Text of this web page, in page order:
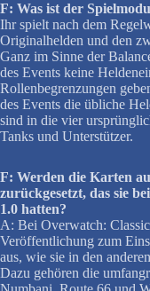
F: Was ist der
Ihr spielt nach dem
Originalhelden und den
Ganz im Sinne der
des Events keine
Rollenbegrenzungen
des Events die übliche
sind in die vier
Tanks und Unterstützer.
F: Werden die Karten
zurückgesetzt, das sie
1.0 hatten?
A: Bei Overwatch:
Veröffentlichung zum
aus, wie sie in den
Dazu gehören die